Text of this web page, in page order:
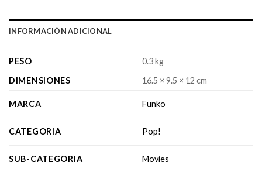
INFORMACIÓN ADICIONAL
PESO
0.3 kg
DIMENSIONES
16.5 × 9.5 × 12 cm
MARCA Funko
CATEGORIA Pop!
SUB-CATEGORIA Movies